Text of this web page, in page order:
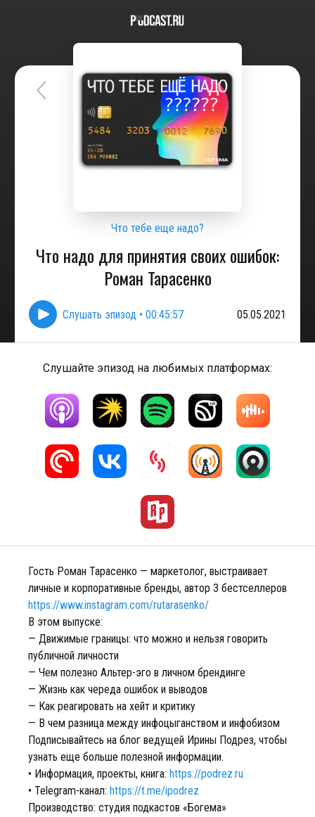
Что тебе еще надо?
Что надо для принятия своих ошибок:
Роман Тарасенко
Слушать эпизод • 00:45:57 05.05.2021
Слушайте эпизод на любимых платформах:
Гость Роман Тарасенко — маркетолог, выстраивает
личные и корпоративные бренды, автор 3 бестселлеров
https://www.instagram.com/rutarasenko/
В этом выпуске:
— Движимые границы: что можно и нельзя говорить
публичной личности
— Чем полезно Альтер-эго в личном брендинге
— Жизнь как череда ошибок и выводов
— Как реагировать на хейт и критику
— В чем разница между инфоцыганством и инфобизом
Подписывайтесь на блог ведущей Ирины Подрез, чтобы
узнать еще больше полезной информации.
• Информация, проекты, книга: https://podrez.ru
• Telegram-канал: https://t.me/ipodrez
Производство: студия подкастов «Богема»